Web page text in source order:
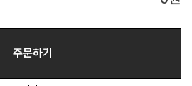
주문하기